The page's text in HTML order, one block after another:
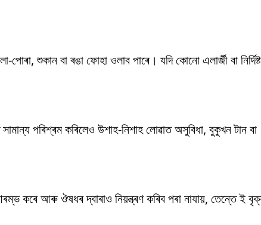
শুকান বা ৰঙা ফোহা ওলাব পাৰে। যদি কোনো এলাৰ্জী বা নিৰ্দিষ্ট
পৰিশ্ৰম কৰিলেও উশাহ-নিশাহ লোৱাত অসুবিধা, বুকুখন টান বা
কৰে আৰু ঔষধৰ দ্বাৰাও নিয়ন্ত্ৰণ কৰিব পৰা নাযায়, তেন্তে ই